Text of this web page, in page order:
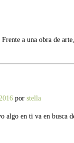
a una obra de
por stella
en ti va en